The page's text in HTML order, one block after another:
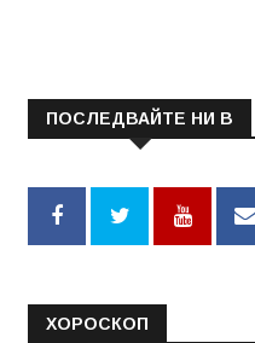
ПОСЛЕДВАЙТЕ НИ В
ХОРОСКОП